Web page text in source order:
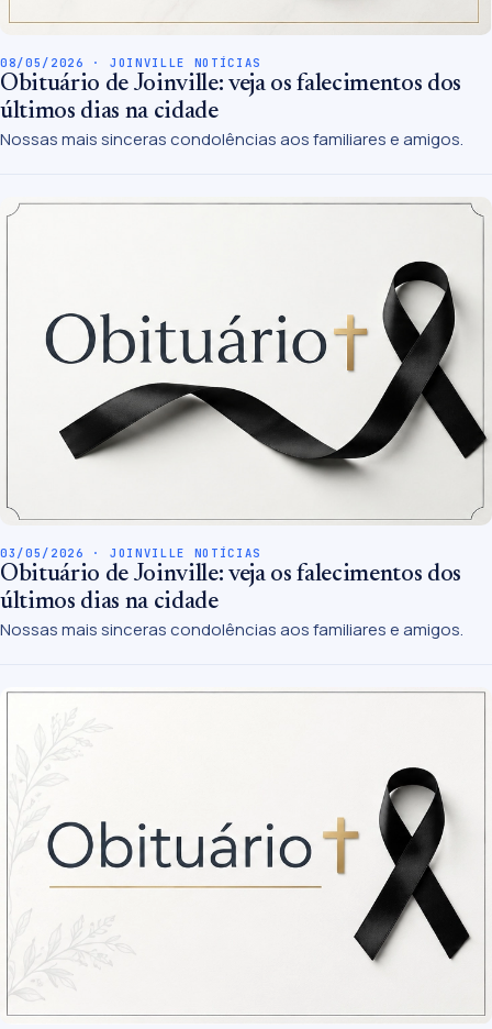
08/05/2026 · JOINVILLE NOTÍCIAS
Obituário de Joinville: veja os falecimentos dos
últimos dias na cidade
Nossas mais sinceras condolências aos familiares e amigos.
03/05/2026 · JOINVILLE NOTÍCIAS
Obituário de Joinville: veja os falecimentos dos
últimos dias na cidade
Nossas mais sinceras condolências aos familiares e amigos.